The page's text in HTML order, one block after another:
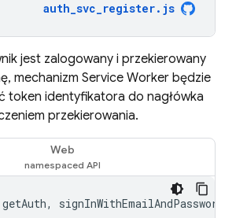
auth_svc_register. js
jest zalogowany i przekierowany
mechanizm Service Worker będzie
token identyfikatora do nagłówka
przekierowania.
Web
getAuth, signInWithEmailAndPassword